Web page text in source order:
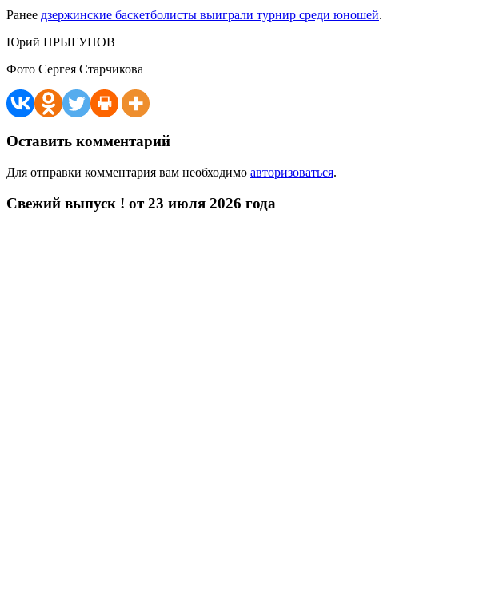
Ранее дзержинские баскетболисты выиграли турнир среди юношей.
Юрий ПРЫГУНОВ
Фото Сергея Старчикова
Оставить комментарий
Для отправки комментария вам необходимо авторизоваться.
Свежий выпуск ! от 23 июля 2026 года